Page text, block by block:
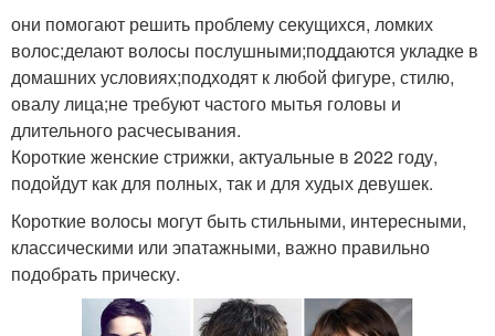
они помогают решить проблему секущихся, ломких
волос;делают волосы послушными;поддаются укладке в
домашних условиях;подходят к любой фигуре, стилю,
овалу лица;не требуют частого мытья головы и
длительного расчесывания.
Короткие женские стрижки, актуальные в 2022 году,
подойдут как для полных, так и для худых девушек.
Короткие волосы могут быть стильными, интересными,
классическими или эпатажными, важно правильно
подобрать прическу.